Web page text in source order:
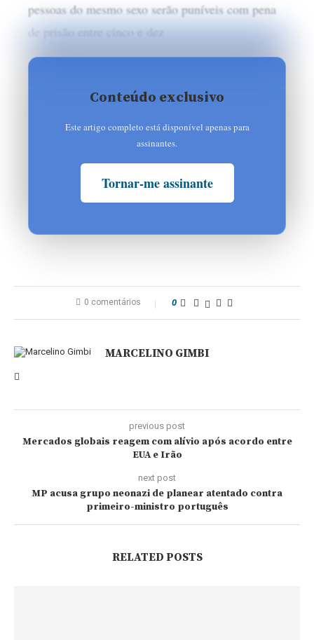
pessoas do mesmo sexo serão puníveis com pena
de prisão entre cinco e dez
Conteúdo exclusivo
Este artigo completo está disponível apenas para
assinantes.
Tornar-me assinante
0 comentários 0
MARCELINO GIMBI
previous post
Mercados globais reagem com alívio após acordo entre
EUA e Irão
next post
MP acusa grupo neonazi de planear atentado contra
primeiro-ministro português
RELATED POSTS